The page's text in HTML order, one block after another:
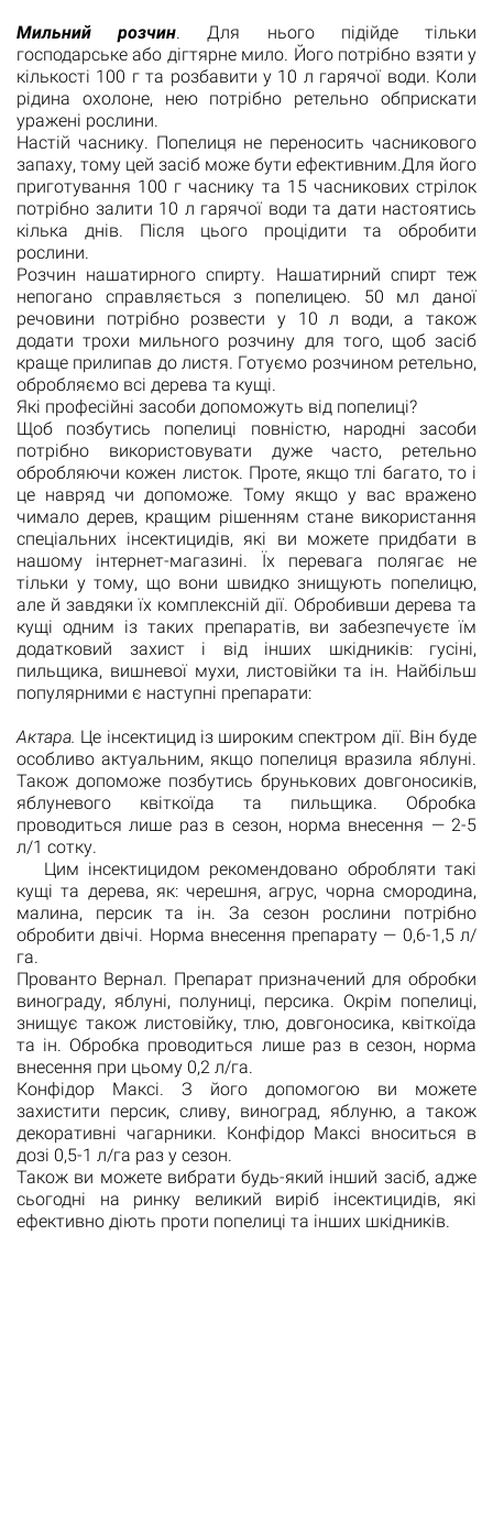
Мильний розчин. Для нього підійде тільки
господарське або дігтярне мило. Його потрібно взяти у
кількості 100 г та розбавити у 10 л гарячої води. Коли
рідина охолоне, нею потрібно ретельно обприскати
уражені рослини.
Настій часнику. Попелиця не переносить часникового
запаху, тому цей засіб може бути ефективним.Для його
приготування 100 г часнику та 15 часникових стрілок
потрібно залити 10 л гарячої води та дати настоятись
кілька днів. Після цього процідити та обробити
рослини.
Розчин нашатирного спирту. Нашатирний спирт теж
непогано справляється з попелицею. 50 мл даної
речовини потрібно розвести у 10 л води, а також
додати трохи мильного розчину для того, щоб засіб
краще прилипав до листя. Готуємо розчином ретельно,
обробляємо всі дерева та кущі.
Які професійні засоби допоможуть від попелиці?
Щоб позбутись попелиці повністю, народні засоби
потрібно використовувати дуже часто, ретельно
обробляючи кожен листок. Проте, якщо тлі багато, то і
це навряд чи допоможе. Тому якщо у вас вражено
чимало дерев, кращим рішенням стане використання
спеціальних інсектицидів, які ви можете придбати в
нашому інтернет-магазині. Їх перевага полягає не
тільки у тому, що вони швидко знищують попелицю,
але й завдяки їх комплексній дії. Обробивши дерева та
кущі одним із таких препаратів, ви забезпечуєте їм
додатковий захист і від інших шкідників: гусіні,
пильщика, вишневої мухи, листовійки та ін. Найбільш
популярними є наступні препарати:
Актара. Це інсектицид із широким спектром дії. Він буде
особливо актуальним, якщо попелиця вразила яблуні.
Також допоможе позбутись брунькових довгоносиків,
яблуневого квіткоїда та пильщика. Обробка
проводиться лише раз в сезон, норма внесення — 2-5
л/1 сотку.
Цим інсектицидом рекомендовано обробляти такі
кущі та дерева, як: черешня, агрус, чорна смородина,
малина, персик та ін. За сезон рослини потрібно
обробити двічі. Норма внесення препарату — 0,6-1,5 л/
га.
Прованто Вернал. Препарат призначений для обробки
винограду, яблуні, полуниці, персика. Окрім попелиці,
знищує також листовійку, тлю, довгоносика, квіткоїда
та ін. Обробка проводиться лише раз в сезон, норма
внесення при цьому 0,2 л/га.
Конфідор Максі. З його допомогою ви можете
захистити персик, сливу, виноград, яблуню, а також
декоративні чагарники. Конфідор Максі вноситься в
дозі 0,5-1 л/га раз у сезон.
Також ви можете вибрати будь-який інший засіб, адже
сьогодні на ринку великий виріб інсектицидів, які
ефективно діють проти попелиці та інших шкідників.